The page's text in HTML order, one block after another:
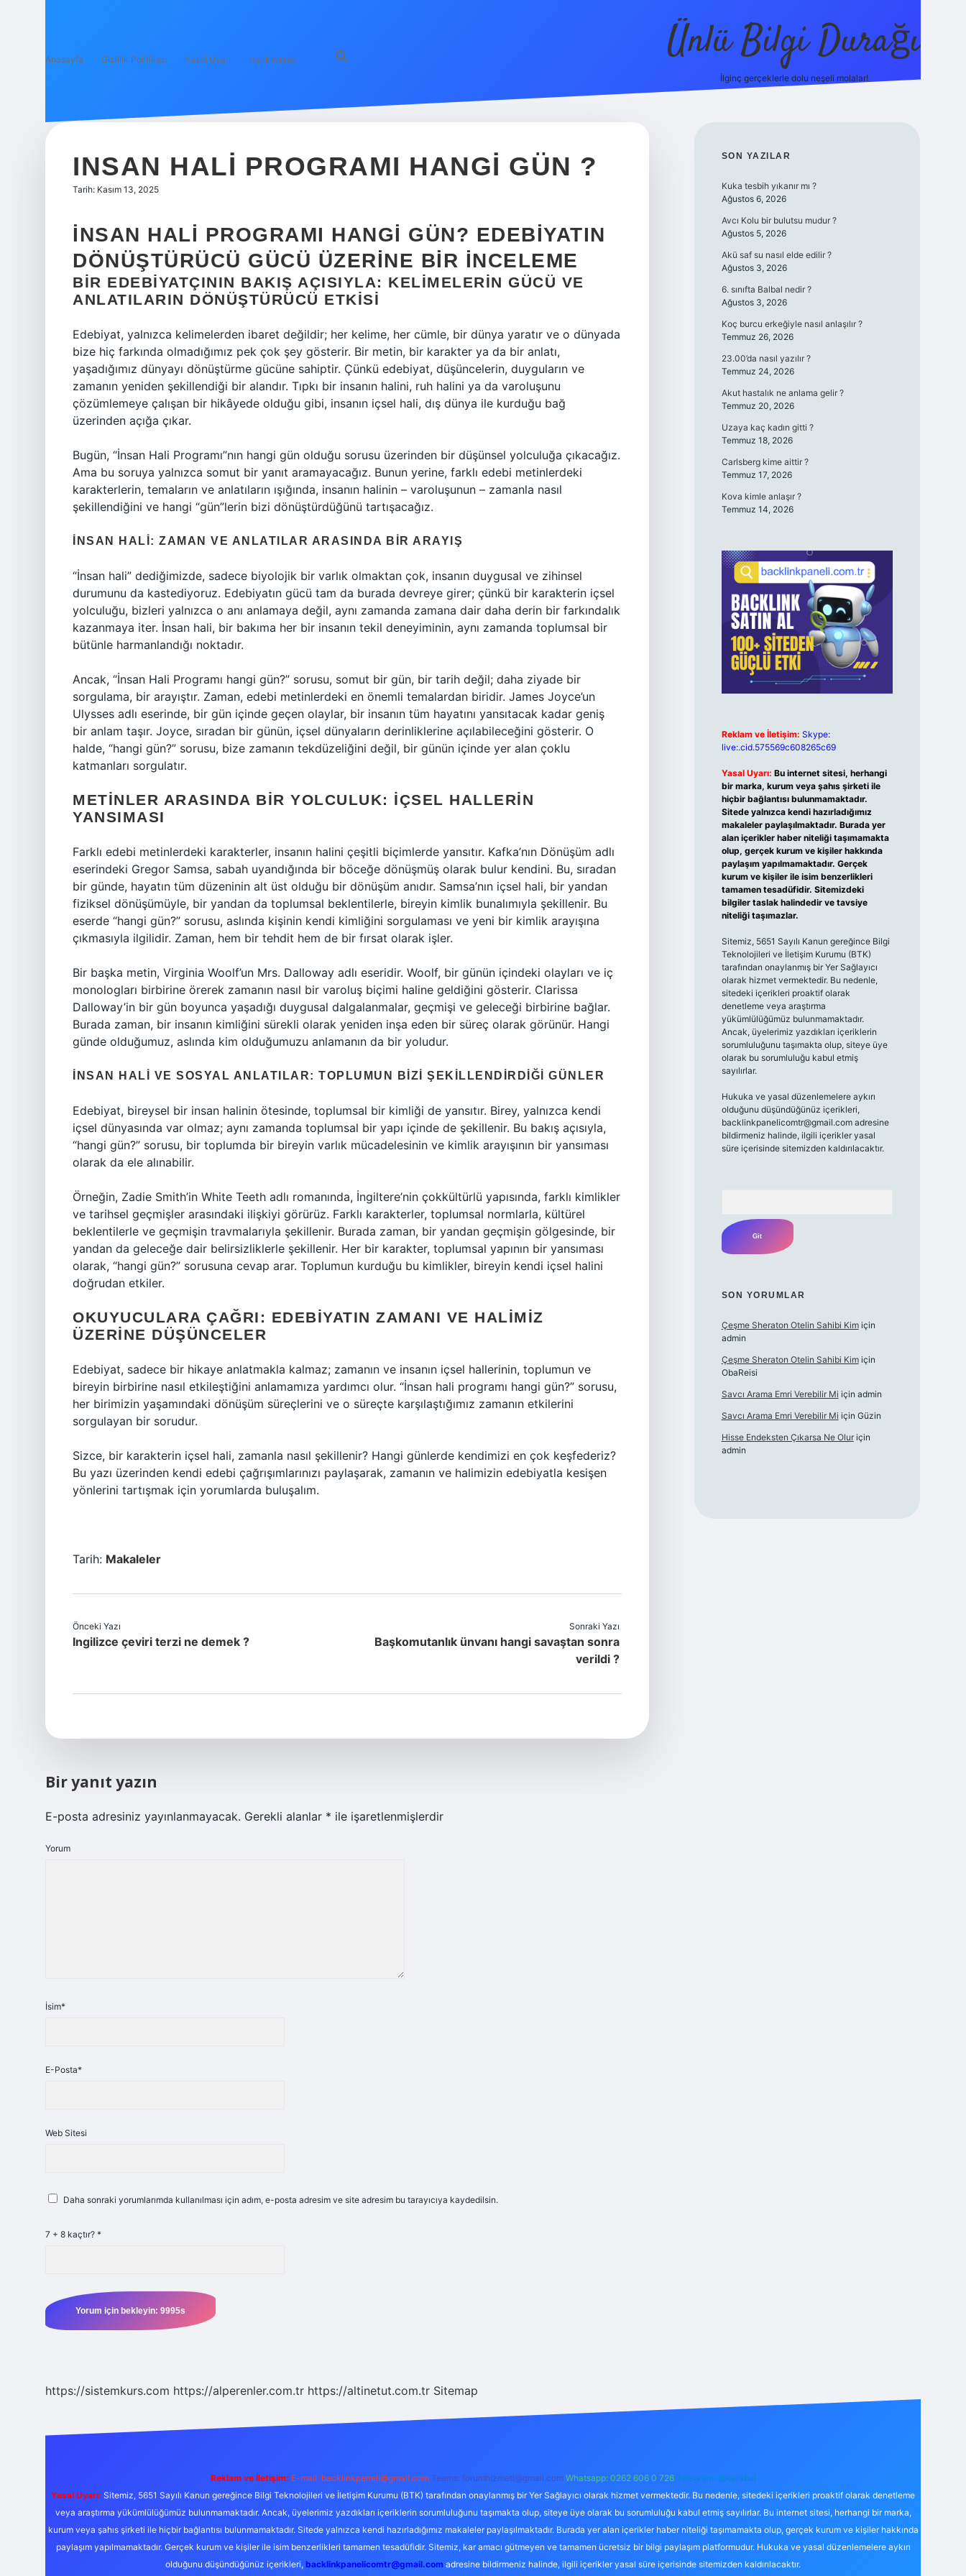
Anasayfa Gizlilik Politikası Yasal Uyarı Hakkımızda Ünlü Bilgi Durağı
İlginç gerçeklerle dolu neşeli molalar!
INSAN HALI PROGRAMI HANGI GÜN ?
Tarih: Kasım 13, 2025
İNSAN HALI PROGRAMI HANGI GÜN? EDEBIYATIN
DÖNÜŞTÜRÜCÜ GÜCÜ ÜZERINE BIR İNCELEME
BIR EDEBIYATÇININ BAKIŞ AÇISIYLA: KELIMELERIN GÜCÜ VE
ANLATILARIN DÖNÜŞTÜRÜCÜ ETKISI
Edebiyat, yalnızca kelimelerden ibaret değildir; her kelime, her cümle, bir dünya yaratır ve o dünyada
bize hiç farkında olmadığımız pek çok şey gösterir. Bir metin, bir karakter ya da bir anlatı,
yaşadığımız dünyayı dönüştürme gücüne sahiptir. Çünkü edebiyat, düşüncelerin, duyguların ve
zamanın yeniden şekillendiği bir alandır. Tıpkı bir insanın halini, ruh halini ya da varoluşunu
çözümlemeye çalışan bir hikâyede olduğu gibi, insanın içsel hali, dış dünya ile kurduğu bağ
üzerinden açığa çıkar.
Bugün, “İnsan Hali Programı”nın hangi gün olduğu sorusu üzerinden bir düşünsel yolculuğa çıkacağız.
Ama bu soruya yalnızca somut bir yanıt aramayacağız. Bunun yerine, farklı edebi metinlerdeki
karakterlerin, temaların ve anlatıların ışığında, insanın halinin – varoluşunun – zamanla nasıl
şekillendiğini ve hangi “gün”lerin bizi dönüştürdüğünü tartışacağız.
İNSAN HALI: ZAMAN VE ANLATILAR ARASINDA BIR ARAYIŞ
“İnsan hali” dediğimizde, sadece biyolojik bir varlık olmaktan çok, insanın duygusal ve zihinsel
durumunu da kastediyoruz. Edebiyatın gücü tam da burada devreye girer; çünkü bir karakterin içsel
yolculuğu, bizleri yalnızca o anı anlamaya değil, aynı zamanda zamana dair daha derin bir farkındalık
kazanmaya iter. İnsan hali, bir bakıma her bir insanın tekil deneyiminin, aynı zamanda toplumsal bir
bütünle harmanlandığı noktadır.
Ancak, “İnsan Hali Programı hangi gün?” sorusu, somut bir gün, bir tarih değil; daha ziyade bir
sorgulama, bir arayıştır. Zaman, edebi metinlerdeki en önemli temalardan biridir. James Joyce’un
Ulysses adlı eserinde, bir gün içinde geçen olaylar, bir insanın tüm hayatını yansıtacak kadar geniş
bir anlam taşır. Joyce, sıradan bir günün, içsel dünyaların derinliklerine açılabileceğini gösterir. O
halde, “hangi gün?” sorusu, bize zamanın tekdüzeliğini değil, bir günün içinde yer alan çoklu
katmanları sorgulatır.
METINLER ARASINDA BIR YOLCULUK: İÇSEL HALLERIN
YANSIMASI
Farklı edebi metinlerdeki karakterler, insanın halini çeşitli biçimlerde yansıtır. Kafka’nın Dönüşüm adlı
eserindeki Gregor Samsa, sabah uyandığında bir böceğe dönüşmüş olarak bulur kendini. Bu, sıradan
bir günde, hayatın tüm düzeninin alt üst olduğu bir dönüşüm anıdır. Samsa’nın içsel hali, bir yandan
fiziksel dönüşümüyle, bir yandan da toplumsal beklentilerle, bireyin kimlik bunalımıyla şekillenir. Bu
eserde “hangi gün?” sorusu, aslında kişinin kendi kimliğini sorgulaması ve yeni bir kimlik arayışına
çıkmasıyla ilgilidir. Zaman, hem bir tehdit hem de bir fırsat olarak işler.
Bir başka metin, Virginia Woolf’un Mrs. Dalloway adlı eseridir. Woolf, bir günün içindeki olayları ve iç
monologları birbirine örerek zamanın nasıl bir varoluş biçimi haline geldiğini gösterir. Clarissa
Dalloway’in bir gün boyunca yaşadığı duygusal dalgalanmalar, geçmişi ve geleceği birbirine bağlar.
Burada zaman, bir insanın kimliğini sürekli olarak yeniden inşa eden bir süreç olarak görünür. Hangi
günde olduğumuz, aslında kim olduğumuzu anlamanın da bir yoludur.
İNSAN HALI VE SOSYAL ANLATILAR: TOPLUMUN BIZI ŞEKILLENDIRDIĞI GÜNLER
Edebiyat, bireysel bir insan halinin ötesinde, toplumsal bir kimliği de yansıtır. Birey, yalnızca kendi
içsel dünyasında var olmaz; aynı zamanda toplumsal bir yapı içinde de şekillenir. Bu bakış açısıyla,
“hangi gün?” sorusu, bir toplumda bir bireyin varlık mücadelesinin ve kimlik arayışının bir yansıması
olarak da ele alınabilir.
Örneğin, Zadie Smith’in White Teeth adlı romanında, İngiltere’nin çokkültürlü yapısında, farklı kimlikler
ve tarihsel geçmişler arasındaki ilişkiyi görürüz. Farklı karakterler, toplumsal normlarla, kültürel
beklentilerle ve geçmişin travmalarıyla şekillenir. Burada zaman, bir yandan geçmişin gölgesinde, bir
yandan da geleceğe dair belirsizliklerle şekillenir. Her bir karakter, toplumsal yapının bir yansıması
olarak, “hangi gün?” sorusuna cevap arar. Toplumun kurduğu bu kimlikler, bireyin kendi içsel halini
doğrudan etkiler.
OKUYUCULARA ÇAĞRI: EDEBIYATIN ZAMANI VE HALIMIZ
ÜZERINE DÜŞÜNCELER
Edebiyat, sadece bir hikaye anlatmakla kalmaz; zamanın ve insanın içsel hallerinin, toplumun ve
bireyin birbirine nasıl etkileştiğini anlamamıza yardımcı olur. “İnsan hali programı hangi gün?” sorusu,
her birimizin yaşamındaki dönüşüm süreçlerini ve o süreçte karşılaştığımız zamanın etkilerini
sorgulayan bir sorudur.
Sizce, bir karakterin içsel hali, zamanla nasıl şekillenir? Hangi günlerde kendimizi en çok keşfederiz?
Bu yazı üzerinden kendi edebi çağrışımlarınızı paylaşarak, zamanın ve halimizin edebiyatla kesişen
yönlerini tartışmak için yorumlarda buluşalım.
Tarih: Makaleler
Önceki Yazı
Ingilizce çeviri terzi ne demek ?
Sonraki Yazı
Başkomutanlık ünvanı hangi savaştan sonra
verildi ?
Bir yanıt yazın
E-posta adresiniz yayınlanmayacak. Gerekli alanlar * ile işaretlenmişlerdir
Yorum
İsim*
E-Posta*
Web Sitesi
Daha sonraki yorumlarımda kullanılması için adım, e-posta adresim ve site adresim bu tarayıcıya kaydedilsin.
7 + 8 kaçtır? *
https://sistemkurs.com https://alperenler.com.tr https://altinetut.com.tr Sitemap
SIDEBAR
SON YAZILAR
Kuka tesbih yıkanır mı ?
Ağustos 6, 2026
Avcı Kolu bir bulutsu mudur ?
Ağustos 5, 2026
Akü saf su nasıl elde edilir ?
Ağustos 3, 2026
6. sınıfta Balbal nedir ?
Ağustos 3, 2026
Koç burcu erkeğiyle nasıl anlaşılır ?
Temmuz 26, 2026
23.00’da nasıl yazılır ?
Temmuz 24, 2026
Akut hastalık ne anlama gelir ?
Temmuz 20, 2026
Uzaya kaç kadın gitti ?
Temmuz 18, 2026
Carlsberg kime aittir ?
Temmuz 17, 2026
Kova kimle anlaşır ?
Temmuz 14, 2026
Reklam ve İletişim: Skype:
live:.cid.575569c608265c69
Yasal Uyarı: Bu internet sitesi, herhangi
bir marka, kurum veya şahıs şirketi ile
hiçbir bağlantısı bulunmamaktadır.
Sitede yalnızca kendi hazırladığımız
makaleler paylaşılmaktadır. Burada yer
alan içerikler haber niteliği taşımamakta
olup, gerçek kurum ve kişiler hakkında
paylaşım yapılmamaktadır. Gerçek
kurum ve kişiler ile isim benzerlikleri
tamamen tesadüfidir. Sitemizdeki
bilgiler taslak halindedir ve tavsiye
niteliği taşımazlar.
Sitemiz, 5651 Sayılı Kanun gereğince Bilgi
Teknolojileri ve İletişim Kurumu (BTK)
tarafından onaylanmış bir Yer Sağlayıcı
olarak hizmet vermektedir. Bu nedenle,
sitedeki içerikleri proaktif olarak
denetleme veya araştırma
yükümlülüğümüz bulunmamaktadır.
Ancak, üyelerimiz yazdıkları içeriklerin
sorumluluğunu taşımakta olup, siteye üye
olarak bu sorumluluğu kabul etmiş
sayılırlar.
Hukuka ve yasal düzenlemelere aykırı
olduğunu düşündüğünüz içerikleri,
backlinkpanelicomtr@gmail.comadresine
bildirmeniz halinde, ilgili içerikler yasal
süre içerisinde sitemizden kaldırılacaktır.
SON YORUMLAR
Çeşme Sheraton Otelin Sahibi Kimiçin
admin
Çeşme Sheraton Otelin Sahibi Kimiçin
ObaReisi
Savcı Arama Emri Verebilir Mi için admin
Savcı Arama Emri Verebilir Mi için Güzin
Hisse Endeksten Çıkarsa Ne Oluriçin
admin
Reklam ve İletişim: E-mail: backlinkpaneli@gmail.com Teams: forumhizmeti@gmail.com Whatsapp: 0262 606 0 726 Telegram: @karabul
Yasal Uyarı: Sitemiz, 5651 Sayılı Kanun gereğince Bilgi Teknolojileri ve İletişim Kurumu (BTK) tarafından onaylanmış bir Yer Sağlayıcı olarak hizmet vermektedir. Bu nedenle, sitedeki içerikleri proaktif olarak denetleme
veya araştırma yükümlülüğümüz bulunmamaktadır. Ancak, üyelerimiz yazdıkları içeriklerin sorumluluğunu taşımakta olup, siteye üye olarak bu sorumluluğu kabul etmiş sayılırlar. Bu internet sitesi, herhangi bir marka,
kurum veya şahıs şirketi ile hiçbir bağlantısı bulunmamaktadır. Sitede yalnızca kendi hazırladığımız makaleler paylaşılmaktadır. Burada yer alan içerikler haber niteliği taşımamakta olup, gerçek kurum ve kişiler hakkında
paylaşım yapılmamaktadır. Gerçek kurum ve kişiler ile isim benzerlikleri tamamen tesadüfidir. Sitemiz, kar amacı gütmeyen ve tamamen ücretsiz bir bilgi paylaşım platformudur. Hukuka ve yasal düzenlemelere aykırı
olduğunu düşündüğünüz içerikleri, backlinkpanelicomtr@gmail.com adresine bildirmeniz halinde, ilgili içerikler yasal süre içerisinde sitemizden kaldırılacaktır.